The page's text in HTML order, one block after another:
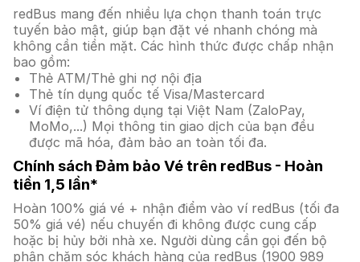
redBus mang đến nhiều lựa chọn thanh toán trực
tuyến bảo mật, giúp bạn đặt vé nhanh chóng mà
không cần tiền mặt. Các hình thức được chấp nhận
bao gồm:
Thẻ ATM/Thẻ ghi nợ nội địa
Thẻ tín dụng quốc tế Visa/Mastercard
Ví điện tử thông dụng tại Việt Nam (ZaloPay,
MoMo,...) Mọi thông tin giao dịch của bạn đều
được mã hóa, đảm bảo an toàn tối đa.
Chính sách Đảm bảo Vé trên redBus - Hoàn
tiền 1,5 lần*
Hoàn 100% giá vé + nhận điểm vào ví redBus (tối đa
50% giá vé) nếu chuyến đi không được cung cấp
hoặc bị hủy bởi nhà xe. Người dùng cần gọi đến bộ
phận chăm sóc khách hàng của redBus (1900 989